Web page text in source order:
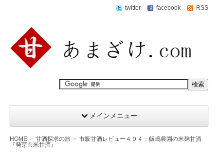
twitter facebook RSS
メインメニュー
HOME 甘酒探求の旅
市販甘酒レビュー４０４：飯嶋農園の米麹甘酒
『発芽玄米甘酒』